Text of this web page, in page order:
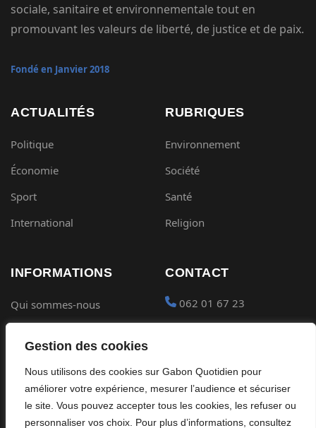
Gestion des cookies
Nous utilisons des cookies sur Gabon Quotidien pour
améliorer votre expérience, mesurer l’audience et sécuriser
le site. Vous pouvez accepter tous les cookies, les refuser ou
personnaliser vos choix. Pour plus d’informations, consultez
sociale, sanitaire et environnementale tout en
promouvant les valeurs de liberté, de justice et de paix.
Fondé en Janvier 2018
ACTUALITÉS
Politique
Économie
Sport
International
RUBRIQUES
Environnement
Société
Santé
Religion
INFORMATIONS
Qui sommes-nous
Confidentialité
Cookies
CONTACT
062 01 67 23
Placer une Pub
Devenir partenaire